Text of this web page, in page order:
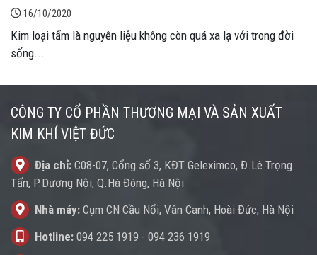
16/10/2020
Kim loại tấm là nguyên liệu không còn quá xa lạ với trong đời
sống...
CÔNG TY CỔ PHẦN THƯƠNG MẠI VÀ SẢN XUẤT
KIM KHÍ VIỆT ĐỨC
Địa chỉ: C08-07, Cổng số 3, KĐT Geleximco, Đ.Lê Trọng
Tấn, P.Dương Nội, Q.Hà Đông, Hà Nội
Nhà máy: Cụm CN Cầu Nổi, Vân Canh, Hoài Đức, Hà Nội
Hotline: 094 225 1919 - 094 236 1919